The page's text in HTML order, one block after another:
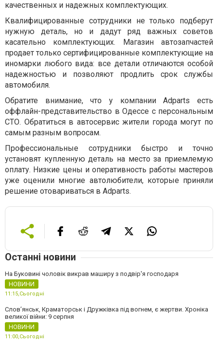
качественных и надежных комплектующих.
Квалифицированные сотрудники не только подберут
нужную деталь, но и дадут ряд важных советов
касательно комплектующих. Магазин автозапчастей
продает только сертифицированные комплектующие на
иномарки любого вида: все детали отличаются особой
надежностью и позволяют продлить срок службы
автомобиля.
Обратите внимание, что у компании Adparts есть
оффлайн-представительство в Одессе с персональным
СТО. Обратиться в автосервис жители города могут по
самым разным вопросам.
Профессиональные сотрудники быстро и точно
установят купленную деталь на место за приемлемую
оплату. Низкие цены и оперативность работы мастеров
уже оценили многие автолюбители, которые приняли
решение отовариваться в Adparts.
Останні новини
На Буковині чоловік викрав маширу з подвір'я господаря
НОВИНИ
11:15,Сьогодні
Слов’янськ, Краматорськ і Дружківка під вогнем, є жертви. Хроніка
великої війни: 9 серпня
НОВИНИ
11:00,Сьогодні